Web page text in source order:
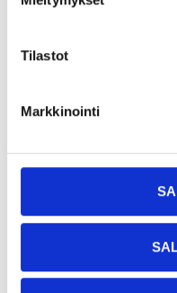
Tilastot
Markkinointi
Andra